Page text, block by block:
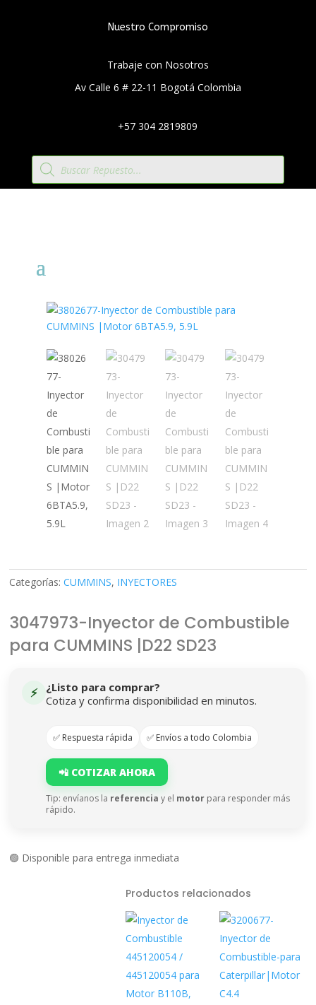
Nuestro Compromiso
Trabaje con Nosotros
Av Calle 6 # 22-11 Bogotá Colombia
+57 304 2819809
Búsqueda
de
productos
Categorías:CUMMINS, INYECTORES
3047973-Inyector de Combustible
para CUMMINS |D22 SD23
⚡
¿Listo para comprar?
Cotiza y confirma disponibilidad en minutos.
✅ Respuesta rápida ✅ Envíos a todo Colombia
📲 COTIZAR AHORA
Tip: envíanos la referencia y el motor para responder más
rápido.
🟢 Disponible para entrega inmediata
Productos relacionados